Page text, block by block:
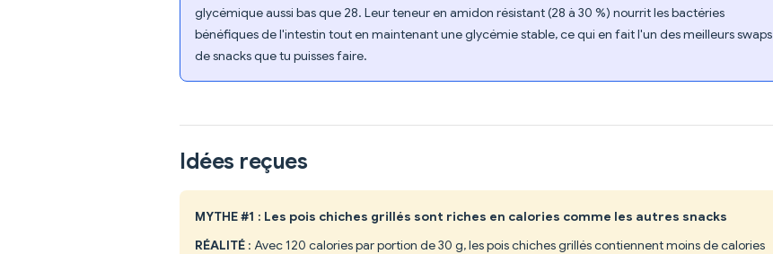
glycémique aussi bas que 28. Leur teneur en amidon résistant (28 à 30 %) nourrit les bactéries
bénéfiques de l'intestin tout en maintenant une glycémie stable, ce qui en fait l'un des meilleurs swaps
de snacks que tu puisses faire.
Idées reçues
MYTHE #1 : Les pois chiches grillés sont riches en calories comme les autres snacks
RÉALITÉ : Avec 120 calories par portion de 30 g, les pois chiches grillés contiennent moins de calories